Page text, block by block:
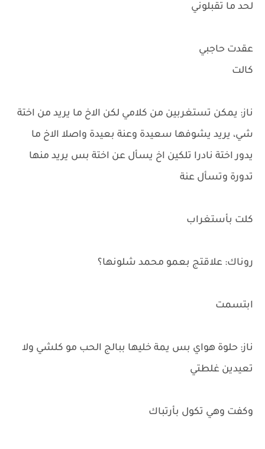
لحد ما تقبلوني
عقدت حاجبي
كالت
ناز: يمكن تستغربين من كلامي لكن الاخ ما يريد من اختة
شي، يريد يشوفها سعيدة وعنة بعيدة واصلا الاخ ما
يدور اختة نادرا تلكين اخ يسأل عن اختة بس يريد منها
تدورة وتسأل عنة
كلت بأستغراب
روناك: علاقتج بعمو محمد شلونها؟
ابتسمت
ناز: حلوة هواي بس يمة خليها ببالج الحب مو كلشي ولا
تعيدين غلطتي
وكفت وهي تكول بأرتباك